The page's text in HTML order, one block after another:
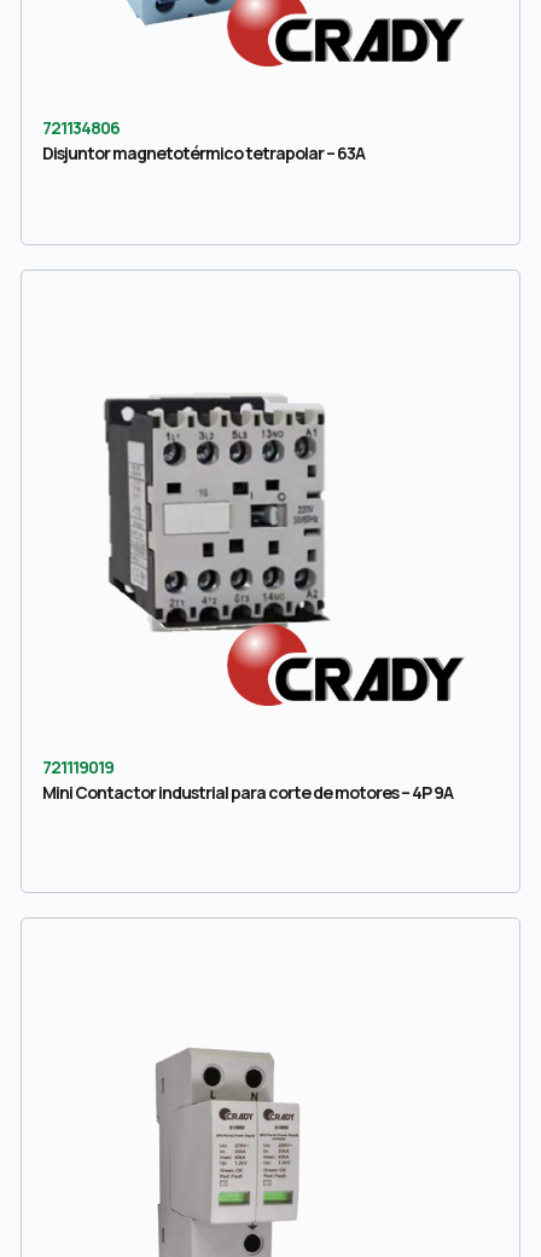
721134806
Disjuntor magnetotérmico tetrapolar – 63A
721119019
Mini Contactor industrial para corte de motores – 4P 9A